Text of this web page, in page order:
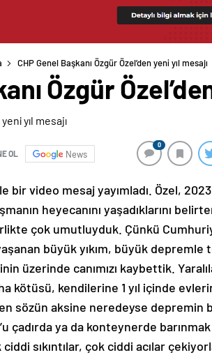
CHP Genel Başkanı Özgür Özel’den yeni yıl mesajı
Özgür
OL News
0
bir video mesaj yayımladı. Özel, 2023
heyecanını yaşadıklarını
çok umutluyduk. Çünkü
büyük yıkım, büyük
üzerinde canımızı kaybettik.
kötüsü, kendilerine 1 yıl içinde
sözün aksine neredeyse depremin
çadırda ya da konteynerde
sıkıntılar, çok ciddi acılar